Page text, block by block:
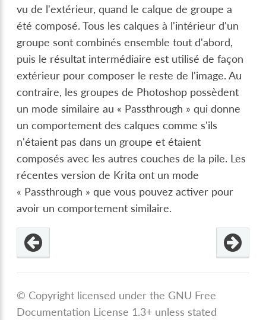
vu de l'extérieur, quand le calque de groupe a
été composé. Tous les calques à l'intérieur d'un
groupe sont combinés ensemble tout d'abord,
puis le résultat intermédiaire est utilisé de façon
extérieur pour composer le reste de l'image. Au
contraire, les groupes de Photoshop possèdent
un mode similaire au « Passthrough » qui donne
un comportement des calques comme s'ils
n'étaient pas dans un groupe et étaient
composés avec les autres couches de la pile. Les
récentes version de Krita ont un mode
« Passthrough » que vous pouvez activer pour
avoir un comportement similaire.
© Copyright licensed under the GNU Free
Documentation License 1.3+ unless stated